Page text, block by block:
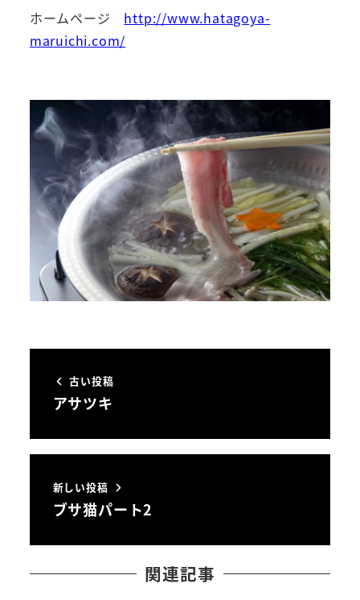
ホームページ http://www.hatagoya-
maruichi.com/
古い投稿
アサツキ
新しい投稿
ブサ猫パート2
関連記事